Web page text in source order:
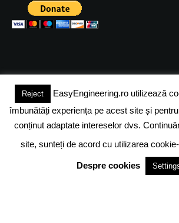
(c) 2024 - FineEngineeringMagazine. All
DESPRE NOI ADVERTISING JOBS
POLITICA DE CONFIDENTIALITATE
Reject
EasyEngineering.ro utilizează
îmbunătăți experiența pe acest site și
conținut adaptate intereselor dvs.
site, sunteți de acord cu utilizarea
Despre cookies